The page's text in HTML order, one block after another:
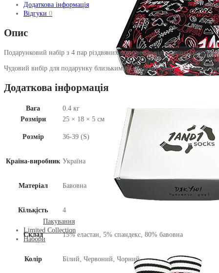
Пакування
Limited Collection
Набори
Додаткова інформація
Відгуки 0
Опис
Подарунковий набір з 4 пар різдвяних шкарпеток від українського
Чудовий вибір для подарунку близьким на різдвяні святи ! У наборі
Додаткова інформація
Вага
0.4 кг
Розміри
25 × 18 × 5 см
Розмір 36-39 (S)
Країна-виробник Україна
Матеріал Бавовна
Кількість 4
Склад 15% еластан, 5% спандекс, 80% бавовна
Колір Білий, Червоний, Чорний